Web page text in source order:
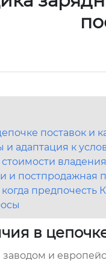
поставок и
адаптация к
и постпродажная
предпочесть
в
и